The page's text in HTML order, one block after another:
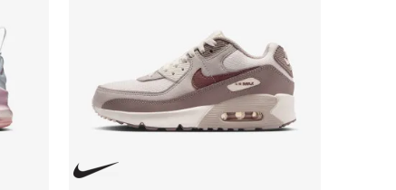
Uporedi